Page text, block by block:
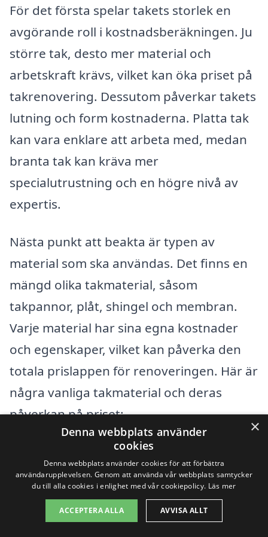
För det första spelar takets storlek en
avgörande roll i kostnadsberäkningen. Ju
större tak, desto mer material och
arbetskraft krävs, vilket kan öka priset på
takrenovering. Dessutom påverkar takets
lutning och form kostnaderna. Platta tak
kan vara enklare att arbeta med, medan
branta tak kan kräva mer
specialutrustning och en högre nivå av
expertis.
Nästa punkt att beakta är typen av
material som ska användas. Det finns en
mängd olika takmaterial, såsom
takpannor, plåt, shingel och membran.
Varje material har sina egna kostnader
och egenskaper, vilket kan påverka den
totala prislappen för renoveringen. Här är
några vanliga takmaterial och deras
påverkan på priset:
Hållbara och estetiskt
tilltalande, men kräver mer
arbetskraft för installation.
Plåttak:Lätta och långvariga, men
×
Denna webbplats använder
cookies
Denna webbplats använder cookies för att förbättra
användarupplevelsen. Genom att använda vår webbplats samtycker
du till alla cookies i enlighet med vår cookiepolicy. Läs mer
ACCEPTERA ALLA AVVISA ALLT